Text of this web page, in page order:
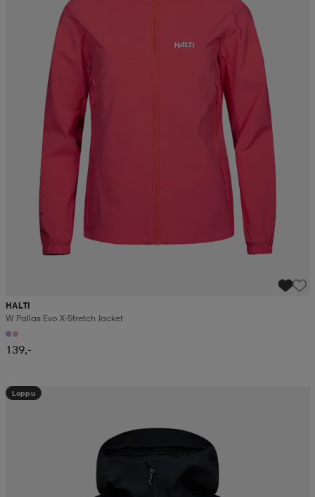
HALTI
W Pallas Evo X-Stretch Jacket
139,-
Loppu